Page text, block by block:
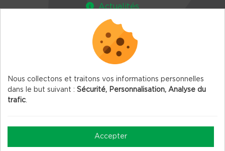
Actualités
Agenda
Newsletter
Gestion des Cookies
Nous collectons et traitons vos informations personnelles
dans le but suivant : Sécurité, Personnalisation, Analyse du
trafic.
Accepter